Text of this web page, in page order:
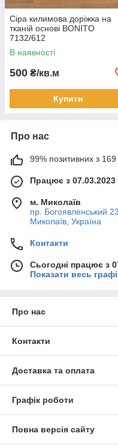
Сіра килимова доріжка на
тканій основі BONITO
7132/612
В наявності
500 ₴/кв.м
Купити
Про нас
99% позитивних з 169
Працює з 07.03.2023
м. Миколаїв
пр. Богоявленський
Миколаїв, Україна
Контакти
Сьогодні працює з
Показати весь
Про нас
Контакти
Доставка та оплата
Графік роботи
Повна версія сайту